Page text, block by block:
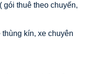
gói thuê theo chuyến,
kín, xe chuyên